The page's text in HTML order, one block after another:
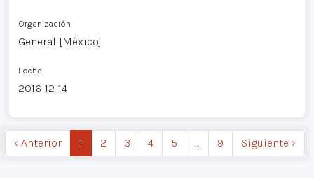
Organización
General [México]
Fecha
2016-12-14
‹ Anterior 1 2 3 4 5 9 Siguiente ›